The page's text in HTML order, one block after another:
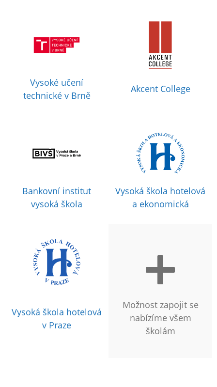
Vysoké učení
technické v Brně
Akcent College
Bankovní institut
vysoká škola
Vysoká škola hotelová
a ekonomická
Vysoká škola hotelová
v Praze
Možnost zapojit se
nabízíme všem
školám